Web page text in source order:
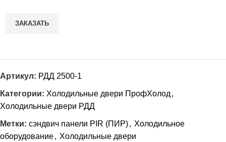
ЗАКАЗАТЬ
Артикул: РДД 2500-1
Категории: Холодильные двери ПрофХолод ,
Холодильные двери РДД
Метки: сэндвич панели PIR (ПИР), Холодильное
оборудование, Холодильные двери